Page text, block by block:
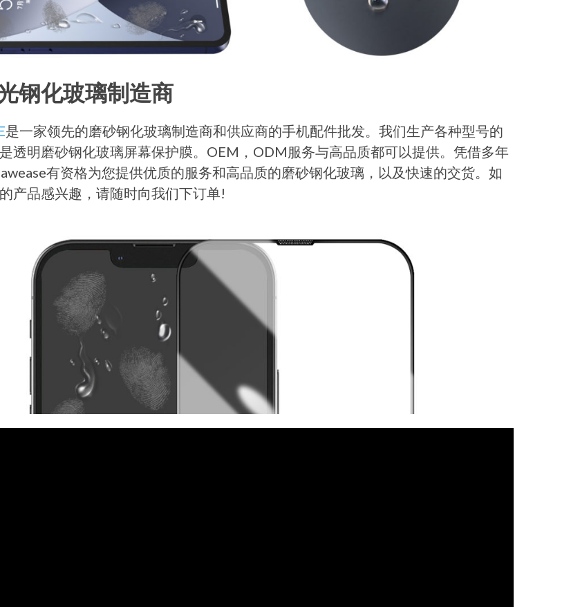
钢化玻璃制造商
是一家领先的磨砂钢化玻璃制造商和供应商的手机配件批发。我们生产各种型号的
透明磨砂钢化玻璃屏幕保护膜。OEM，ODM服务与高品质都可以提供。凭借多年
有资格为您提供优质的服务和高品质的磨砂钢化玻璃，以及快速的交货。如
产品感兴趣，请随时向我们下订单!